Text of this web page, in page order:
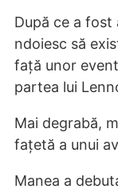
După ce a fost
ndoiesc să
față unor
partea lui
Mai degrabă,
fațetă a unui
Manea a